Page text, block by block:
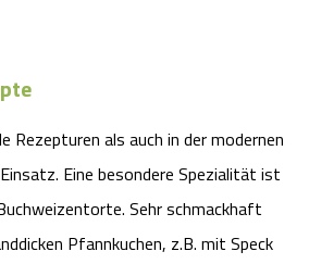
Rezepturen als auch in der modernen
Eine besondere Spezialität ist
Sehr schmackhaft
Pfannkuchen, z.B. mit Speck